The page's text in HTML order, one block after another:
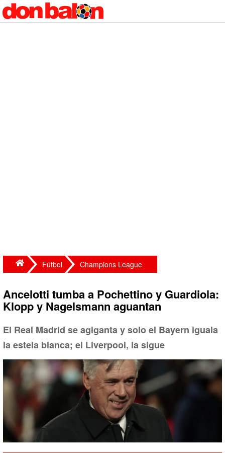
Fútbol Champions League
Ancelotti tumba a Pochettino y Guardiola:
Klopp y Nagelsmann aguantan
El Real Madrid se agiganta y solo el Bayern iguala
la estela blanca; el Liverpool, la sigue